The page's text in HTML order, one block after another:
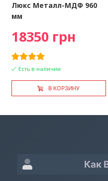
Люкс Металл-МДФ 960
мм
18350 грн
Есть в наличии
В КОРЗИНУ